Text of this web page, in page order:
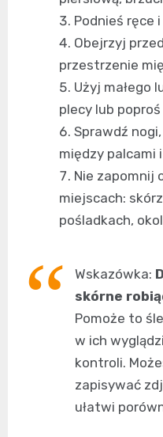
Podnieś ręce
Obejrzyj
przestrzenie
Użyj małego
plecy lub
Sprawdź
między palcami
Nie zapomnij
miejscach:
pośladkach,
Wskazówka:
skórne
Pomoże to
w ich
kontroli.
zapisywać
ułatwi